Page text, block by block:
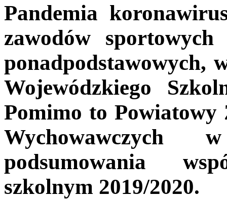
Pandemia
zawodów
ponadpodstawowych,
Wojewódzkiego
Pomimo to Powiatowy
Wychowawczych
podsumowania
szkolnym 2019/2020.